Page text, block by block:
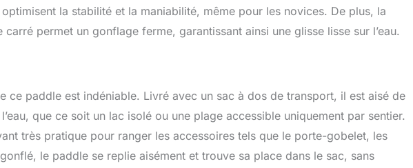
planches de stand up paddle gonflables Niphean incluent tous les
accessoires essentiels pour débutants : 1 pagaie réglable, 2 dérives amovibles, 1
1 pompe, 1 sac à dos SUP, 1 pochette étanche et 1 kit de réparation. Aucun
】: Les stand paddle Niphean sont conçus pour la durabilité et des
processus de retour facile, pour plus de tranquillité d’esprit. Conçus pour
nos planche de surf Niphean offrent une qualité fiable en laquelle vous
avoir confiance.
la stabilité et la maniabilité, même pour les novices. De plus, la
permet un gonflage ferme, garantissant ainsi une glisse lisse sur l’eau.
ce paddle est indéniable. Livré avec un sac à dos de transport, il est aisé de
que ce soit un lac isolé ou une plage accessible uniquement par sentier.
très pratique pour ranger les accessoires tels que le porte-gobelet, les
le paddle se replie aisément et trouve sa place dans le sac, sans